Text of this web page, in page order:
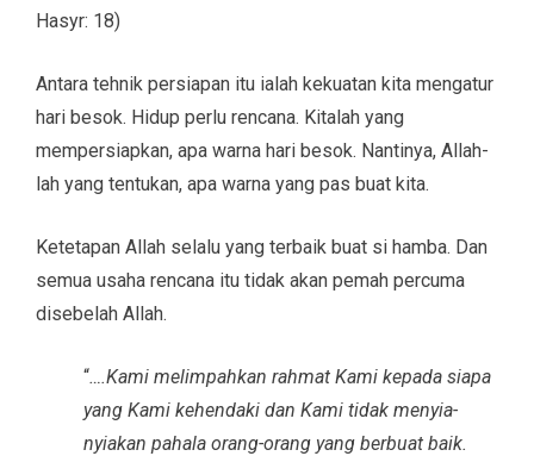
Hasyr: 18)
Antara tehnik persiapan itu ialah kekuatan kita mengatur
hari besok. Hidup perlu rencana. Kitalah yang
mempersiapkan, apa warna hari besok. Nantinya, Allah-
lah yang tentukan, apa warna yang pas buat kita.
Ketetapan Allah selalu yang terbaik buat si hamba. Dan
semua usaha rencana itu tidak akan pemah percuma
disebelah Allah.
“….Kami melimpahkan rahmat Kami kepada siapa
yang Kami kehendaki dan Kami tidak menyia-
nyiakan pahala orang-orang yang berbuat baik.